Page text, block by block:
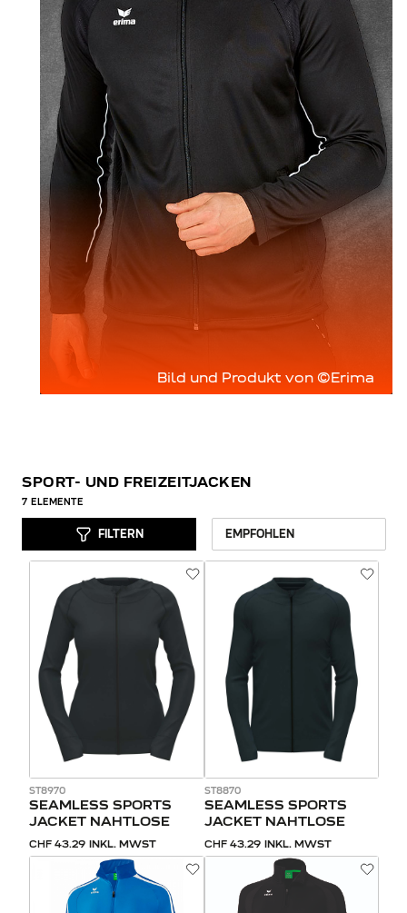
Bild und Produkt von ©Erima
SPORT- UND FREIZEITJACKEN
7 ELEMENTE
FILTERN
ST8970
SEAMLESS SPORTS
JACKET NAHTLOSE
CHF 43.29 INKL. MWST
ST8870
SEAMLESS SPORTS
JACKET NAHTLOSE
CHF 43.29 INKL. MWST